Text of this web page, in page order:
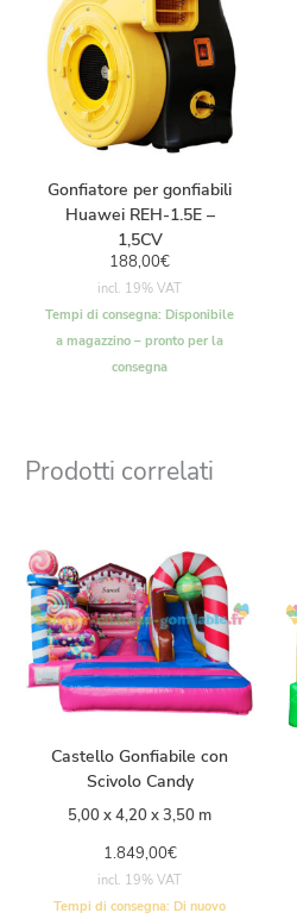
Gonfiatore per gonfiabili
Huawei REH-1.5E –
1,5CV
188,00€
incl. 19% VAT
Tempi di consegna: Disponibile
a magazzino – pronto per la
consegna
Prodotti correlati
Castello Gonfiabile con
Scivolo Candy
5,00 x 4,20 x 3,50 m
1.849,00€
incl. 19% VAT
Tempi di consegna: Di nuovo